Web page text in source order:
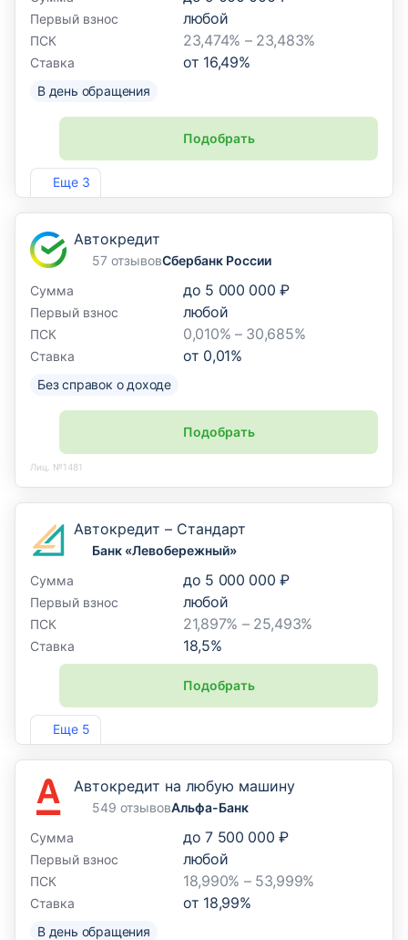
Еще 3
Первый взнос любой
ПСК 23,474% – 23,483%
Ставка от 16,49%
В день обращения
Подобрать
Лиц. №1810
Автокредит
57 отзывовСбербанк России
Сумма
до 5 000 000 ₽
Первый взнос любой
ПСК 0,010% – 30,685%
Ставка от 0,01%
Без справок о доходе
Подобрать
Лиц. №1481
Еще 5
Автокредит – Стандарт
Банк «Левобережный»
Сумма
до 5 000 000 ₽
Первый взнос любой
ПСК 21,897% – 25,493%
Ставка 18,5%
Подобрать
Лиц. №1343
Автокредит на любую машину
549 отзывовАльфа-Банк
Сумма
до 7 500 000 ₽
Первый взнос любой
ПСК 18,990% – 53,999%
Ставка от 18,99%
В день обращения